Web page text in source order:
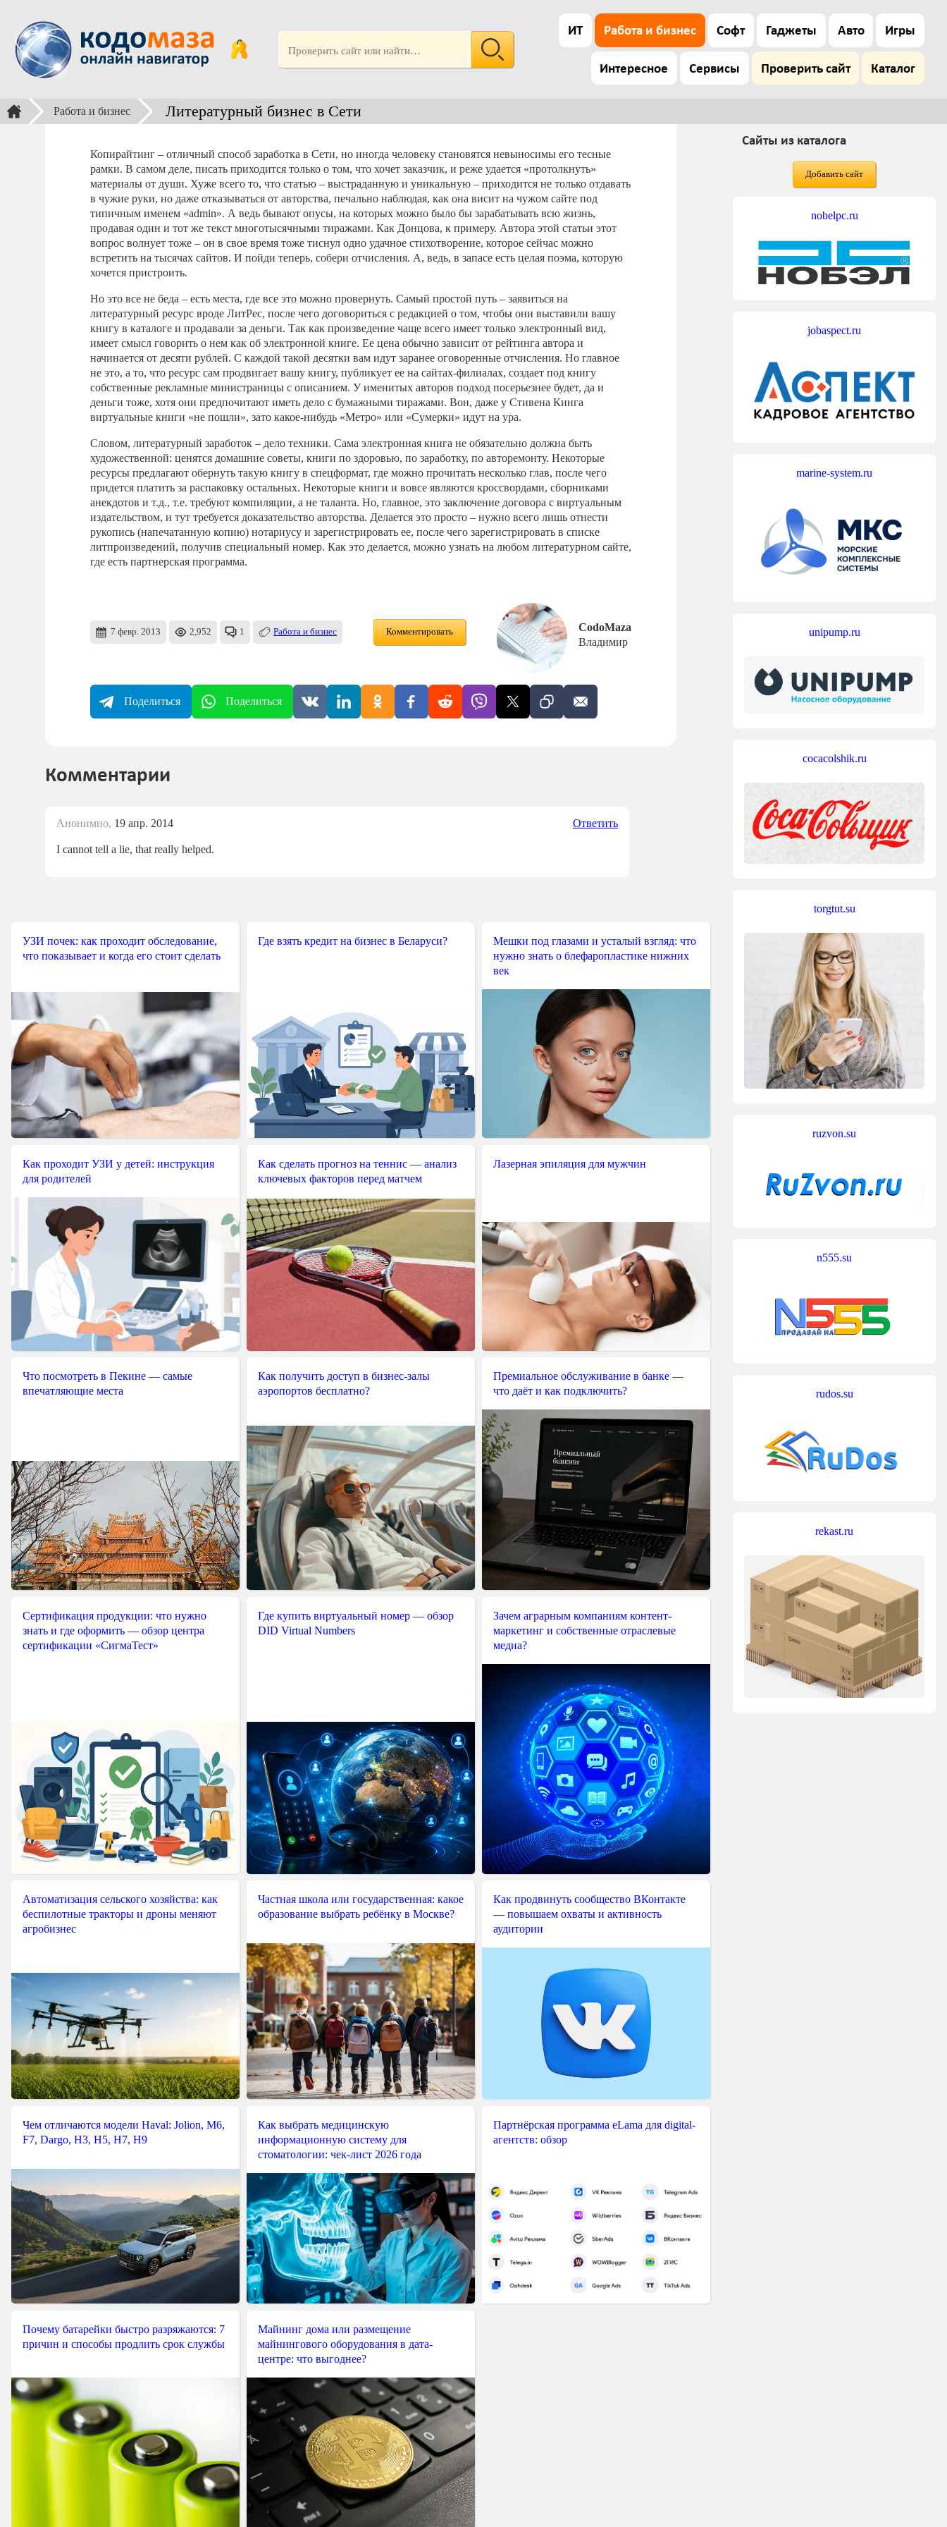
ИТ Работа и бизнес Софт Гаджеты Авто Игры
Интересное Сервисы Проверить сайт Каталог
Работа и бизнес Литературный бизнес в Сети
Копирайтинг – отличный способ заработка в Сети, но иногда человеку становятся невыносимы его тесные
рамки. В самом деле, писать приходится только о том, что хочет заказчик, и реже удается «протолкнуть»
материалы от души. Хуже всего то, что статью – выстраданную и уникальную – приходится не только отдавать
в чужие руки, но даже отказываться от авторства, печально наблюдая, как она висит на чужом сайте под
типичным именем «admin». А ведь бывают опусы, на которых можно было бы зарабатывать всю жизнь,
продавая один и тот же текст многотысячными тиражами. Как Донцова, к примеру. Автора этой статьи этот
вопрос волнует тоже – он в свое время тоже тиснул одно удачное стихотворение, которое сейчас можно
встретить на тысячах сайтов. И пойди теперь, собери отчисления. А, ведь, в запасе есть целая поэма, которую
хочется пристроить.
Но это все не беда – есть места, где все это можно провернуть. Самый простой путь – заявиться на
литературный ресурс вроде ЛитРес, после чего договориться с редакцией о том, чтобы они выставили вашу
книгу в каталоге и продавали за деньги. Так как произведение чаще всего имеет только электронный вид,
имеет смысл говорить о нем как об электронной книге. Ее цена обычно зависит от рейтинга автора и
начинается от десяти рублей. С каждой такой десятки вам идут заранее оговоренные отчисления. Но главное
не это, а то, что ресурс сам продвигает вашу книгу, публикует ее на сайтах-филиалах, создает под книгу
собственные рекламные министраницы с описанием. У именитых авторов подход посерьезнее будет, да и
деньги тоже, хотя они предпочитают иметь дело с бумажными тиражами. Вон, даже у Стивена Кинга
виртуальные книги «не пошли», зато какое-нибудь «Метро» или «Сумерки» идут на ура.
Словом, литературный заработок – дело техники. Сама электронная книга не обязательно должна быть
художественной: ценятся домашние советы, книги по здоровью, по заработку, по авторемонту. Некоторые
ресурсы предлагают обернуть такую книгу в спецформат, где можно прочитать несколько глав, после чего
придется платить за распаковку остальных. Некоторые книги и вовсе являются кроссвордами, сборниками
анекдотов и т.д., т.е. требуют компиляции, а не таланта. Но, главное, это заключение договора с виртуальным
издательством, и тут требуется доказательство авторства. Делается это просто – нужно всего лишь отнести
рукопись (напечатанную копию) нотариусу и зарегистрировать ее, после чего зарегистрировать в списке
литпроизведений, получив специальный номер. Как это делается, можно узнать на любом литературном сайте,
где есть партнерская программа.
7 февр. 2013 2,952 1 Работа и бизнес Комментировать
CodoMaza
Владимир
Поделиться Поделиться
Комментарии
Анонимно, 19 апр. 2014 Ответить
I cannot tell a lie, that really helped.
УЗИ почек: как проходит обследование,
что показывает и когда его стоит сделать
Где взять кредит на бизнес в Беларуси?
Мешки под глазами и усталый взгляд: что
нужно знать о блефаропластике нижних
век
Как проходит УЗИ у детей: инструкция
для родителей
Как сделать прогноз на теннис — анализ
ключевых факторов перед матчем
Лазерная эпиляция для мужчин
Что посмотреть в Пекине — самые
впечатляющие места
Как получить доступ в бизнес-залы
аэропортов бесплатно?
Премиальное обслуживание в банке —
что даёт и как подключить?
Сертификация продукции: что нужно
знать и где оформить — обзор центра
сертификации «СигмаТест»
Где купить виртуальный номер — обзор
DID Virtual Numbers
Зачем аграрным компаниям контент-
маркетинг и собственные отраслевые
медиа?
Автоматизация сельского хозяйства: как
беспилотные тракторы и дроны меняют
агробизнес
Частная школа или государственная: какое
образование выбрать ребёнку в Москве?
Как продвинуть сообщество ВКонтакте
— повышаем охваты и активность
аудитории
Чем отличаются модели Haval: Jolion, M6,
F7, Dargo, H3, H5, H7, H9
Как выбрать медицинскую
информационную систему для
стоматологии: чек-лист 2026 года
Партнёрская программа eLama для digital-
агентств: обзор
Почему батарейки быстро разряжаются: 7
причин и способы продлить срок службы
Майнинг дома или размещение
майнингового оборудования в дата-
центре: что выгоднее?
Сайты из каталога
Добавить сайт
nobelpc.ru
jobaspect.ru
marine-system.ru
unipump.ru
cocacolshik.ru
torgtut.su
ruzvon.su
n555.su
rudos.su
rekast.ru